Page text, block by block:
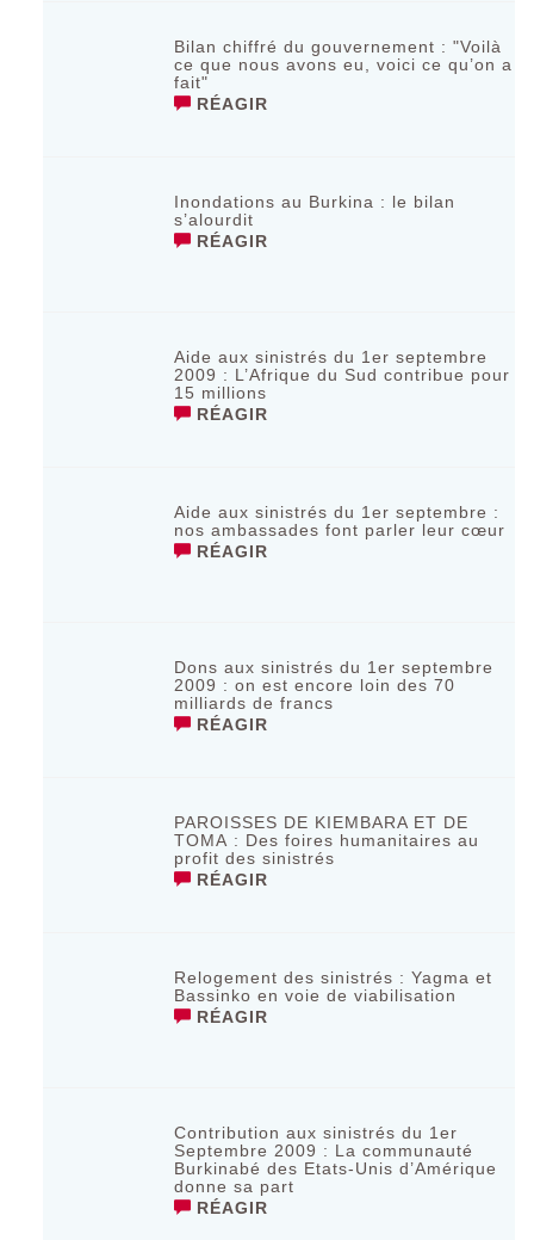
Bilan chiffré du gouvernement : "Voilà
ce que nous avons eu, voici ce qu’on a
fait"
RÉAGIR
Inondations au Burkina : le bilan
s’alourdit
RÉAGIR
Aide aux sinistrés du 1er septembre
2009 : L’Afrique du Sud contribue pour
15 millions
RÉAGIR
Aide aux sinistrés du 1er septembre :
nos ambassades font parler leur cœur
RÉAGIR
Dons aux sinistrés du 1er septembre
2009 : on est encore loin des 70
milliards de francs
RÉAGIR
PAROISSES DE KIEMBARA ET DE
TOMA : Des foires humanitaires au
profit des sinistrés
RÉAGIR
Relogement des sinistrés : Yagma et
Bassinko en voie de viabilisation
RÉAGIR
Contribution aux sinistrés du 1er
Septembre 2009 : La communauté
Burkinabé des Etats-Unis d’Amérique
donne sa part
RÉAGIR